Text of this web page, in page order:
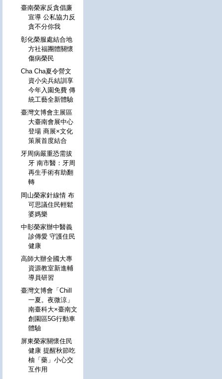
臺南榮家反貪倡廉
宣導 公私協力反
貪不分你我
彰化榮服處結合地
方社福團體關懷
傷病榮民
Cha Cha夏令營文
資小尖兵結訓享
今年入園免費 傳
統工藝全新體驗
臺灣文博會主展區
大臺南會展中心
登場 商展×文化
策展首度結合
牙周病嚴重恐需拔
牙 南市醫：牙周
再生手術有助翻
轉
岡山榮家針線情 布
可思議住民輕鬆
婆媽樂
中彰榮家辦中醫義
診傳愛 守護住民
健康
高師大辦全國大專
資源教室新進輔
導員研習
臺灣文博會「Chill
一夏。夜微涼」
南臺科大×臺南文
創園區5G行動車
體驗
屏東榮家關懷住民
健康 提醒秋節吃
柚「藥」小心交
互作用